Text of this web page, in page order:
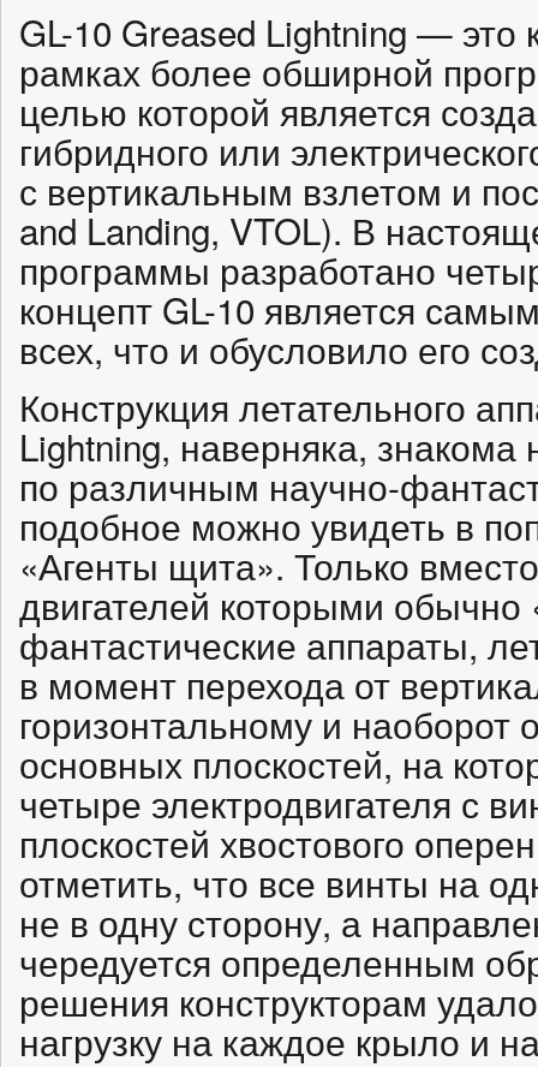
GL-10 Greased Lightning — это
рамках более обширной
целью которой является
гибридного или
с вертикальным взлетом и
and Landing, VTOL). В
программы разработано
концепт GL-10 является
всех, что и обусловило его
Конструкция летательного
Lightning, наверняка,
по различным научно-
подобное можно увидеть в
«Агенты щита». Только
двигателей которыми обычно
фантастические аппараты,
в момент перехода от
горизонтальному и наоборот
основных плоскостей, на
четыре электродвигателя с
плоскостей хвостового
отметить, что все винты на
не в одну сторону, а
чередуется определенным
решения конструкторам
нагрузку на каждое крыло и